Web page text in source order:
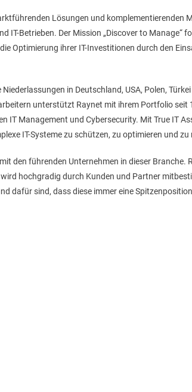
Lösungen und komplementierenden
IT-Betrieben. Der Mission „Discover to Manage“
Optimierung ihrer IT-Investitionen durch den
in Deutschland, USA, Polen,
unterstützt Raynet mit ihrem Portfolio seit
IT Management und Cybersecurity. Mit True IT
IT-Systeme zu schützen, zu optimieren und
den führenden Unternehmen in dieser Branche.
hochgradig durch Kunden und Partner
dafür sind, dass diese immer eine